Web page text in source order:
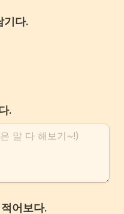
기다.
.
어보다.